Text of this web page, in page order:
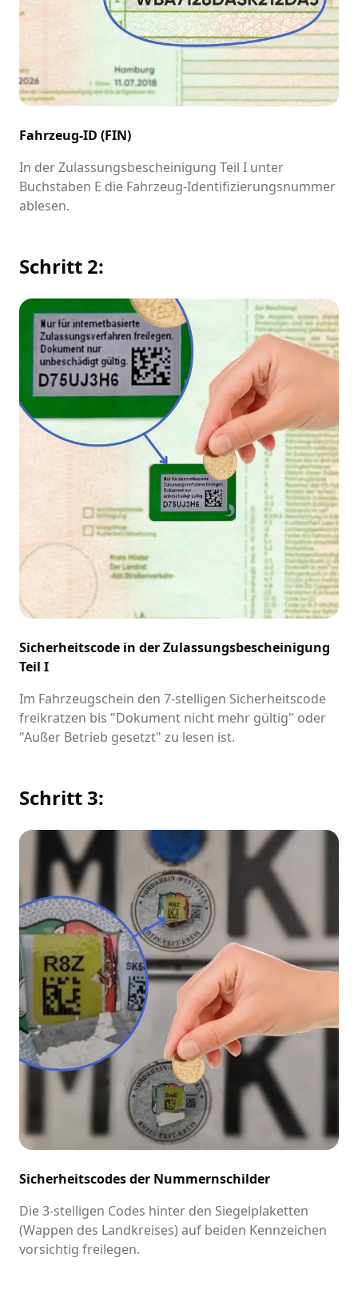
Fahrzeug-ID (FIN)
In der Zulassungsbescheinigung Teil I unter
Buchstaben E die Fahrzeug-Identifizierungsnummer
ablesen.
Schritt 2:
Sicherheitscode in der Zulassungsbescheinigung
Teil I
Im Fahrzeugschein den 7-stelligen Sicherheitscode
freikratzen bis "Dokument nicht mehr gültig" oder
"Außer Betrieb gesetzt" zu lesen ist.
Schritt 3:
Sicherheitscodes der Nummernschilder
Die 3-stelligen Codes hinter den Siegelplaketten
(Wappen des Landkreises) auf beiden Kennzeichen
vorsichtig freilegen.